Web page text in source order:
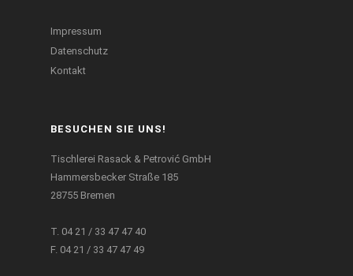
Impressum
Datenschutz
Kontakt
BESUCHEN SIE UNS!
Tischlerei Rasack & Petrović GmbH
Hammersbecker Straße 185
28755 Bremen
T. 04 21 / 33 47 47 40
F. 04 21 / 33 47 47 49